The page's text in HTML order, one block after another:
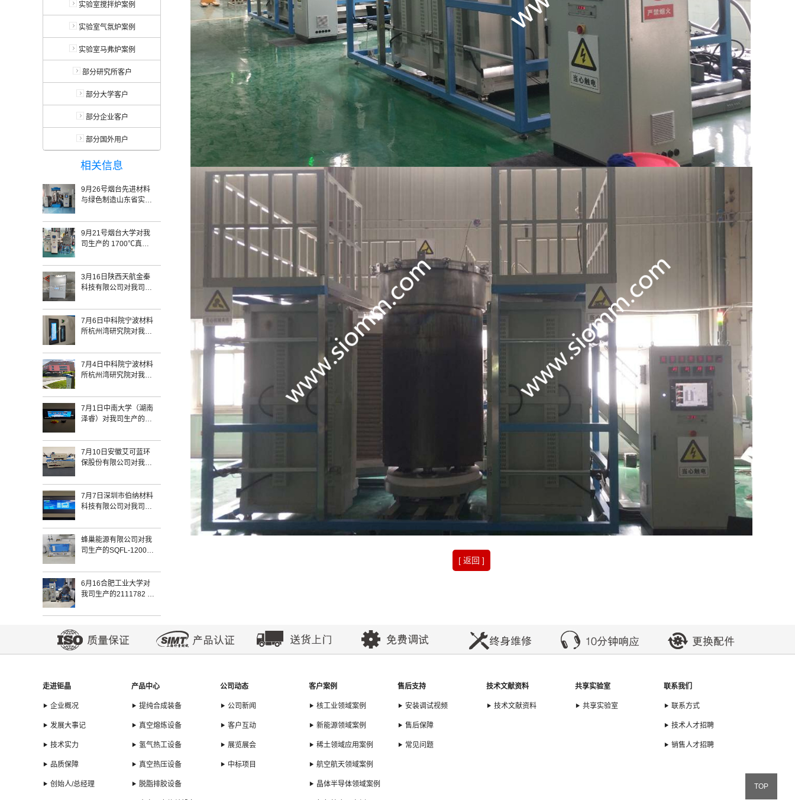
实验室搅拌炉案例
实验室气氛炉案例
实验室马弗炉案例
部分研究所客户
部分大学客户
部分企业客户
部分国外用户
相关信息
9月26号烟台先进材料
与绿色制造山东省实验
SRYL-2400验收完毕
9月21号烟台大学对我
司生产的 1700℃真空
3月16日陕西天航金秦
科技有限公司对我司生
箱式炉和一台1200℃气
氛炉验收完毕
7月6日中科院宁波材料
所杭州湾研究院对我司
433/SQFL-1400 322常
规炉验收完毕
7月4日中科院宁波材料
所杭州湾研究院对我司
常规炉验收完毕
7月1日中南大学（湖南
泽睿）对我司生产的
1200D+加长氢气管式
炉验收完毕
7月10日安徽艾可蓝环
保股份有限公司对我司
式炉SKGL-1200H验收
完毕
7月7日深圳市伯纳材料
科技有限公司对我司生
1200验收完毕
蜂巢能源有限公司对我
司生产的SQFL-1200-
月17日验收完毕
6月16合肥工业大学对
我司生产的2111782 真
[ 返回 ]
走进钜晶
企业概况
发展大事记
技术实力
品质保障
创始人/总经理
产品中心
提纯合成装备
真空熔炼设备
氢气热工设备
真空热压设备
脱脂排胶设备
公司动态
公司新闻
客户互动
展览展会
中标项目
客户案例
核工业领域案例
新能源领域案例
稀土领域应用案例
航空航天领域案例
晶体半导体领域案例
售后支持
安装调试视频
售后保障
常见问题
技术文献资料
技术文献资料
共享实验室
共享实验室
联系我们
联系方式
技术人才招聘
销售人才招聘
TOP